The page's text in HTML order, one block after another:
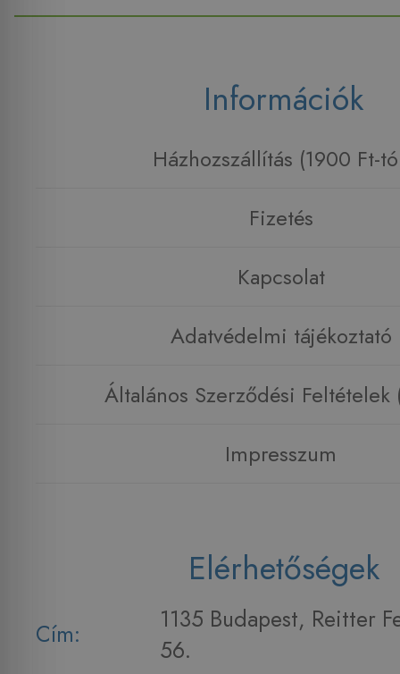
Információk
Házhozszállítás (1900 Ft-
Fizetés
Kapcsolat
Adatvédelmi tájékoztató
Általános Szerződési Feltételek
Impresszum
Elérhetőségek
Cím:
1135 Budapest, Reitter
56.